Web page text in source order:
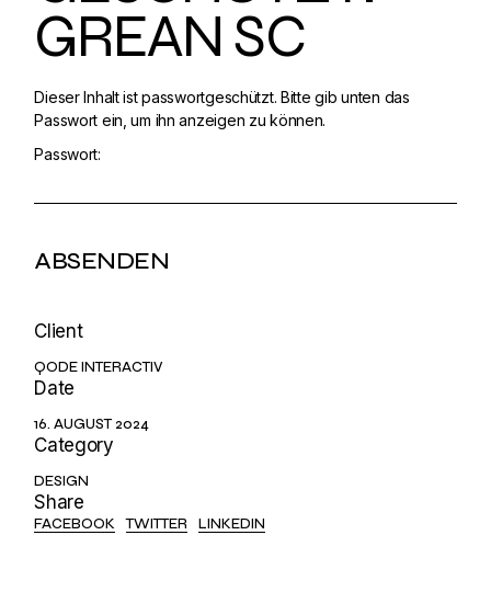
GREAN SC
Dieser Inhalt ist passwortgeschützt. Bitte gib unten das
Passwort ein, um ihn anzeigen zu können.
Passwort:
Client
QODE INTERACTIV
Date
16. AUGUST 2024
Category
DESIGN
Share
FACEBOOK TWITTER LINKEDIN